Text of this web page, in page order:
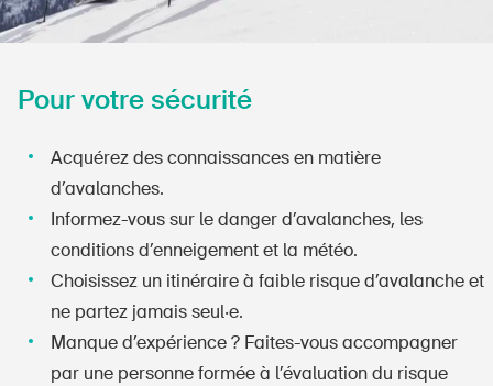
Pour votre sécurité
Acquérez des connaissances en matière
d’avalanches.
Informez-vous sur le danger d’avalanches, les
conditions d’enneigement et la météo.
Choisissez un itinéraire à faible risque d’avalanche et
ne partez jamais seul‧e.
Manque d’expérience ? Faites-vous accompagner
par une personne formée à l’évaluation du risque